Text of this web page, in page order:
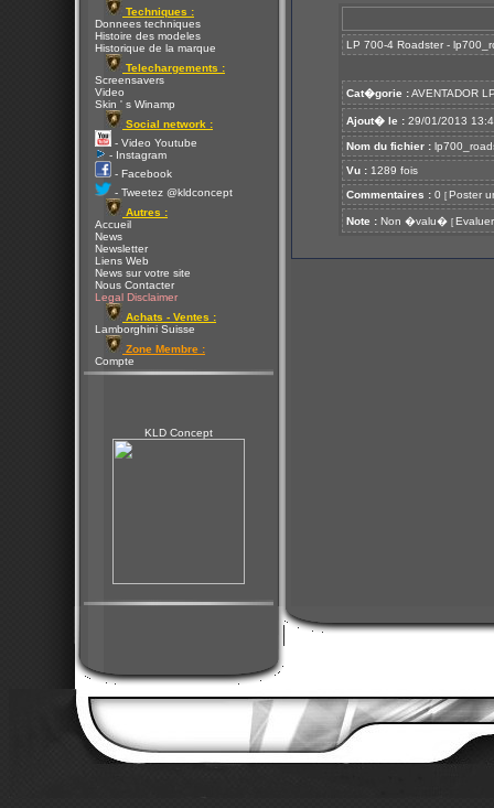
Techniques :
Donnees techniques
Histoire des modeles
Historique de la marque
Telechargements :
Screensavers
Video
Skin ' s Winamp
Social network :
- Video Youtube
- Instagram
- Facebook
- Tweetez @kldconcept
Autres :
Accueil
News
Newsletter
Liens Web
News sur votre site
Nous Contacter
Legal Disclaimer
Achats - Ventes :
Lamborghini Suisse
Zone Membre :
Compte
KLD Concept
LP 700-4 Roadster -
Cat�gorie :AVENTADOR
Ajout� le : 29/01/2013
Nom du fichier :
Vu : 1289 fois
Commentaires : 0 [ Poster
Note : Non �valu� [ Evaluer